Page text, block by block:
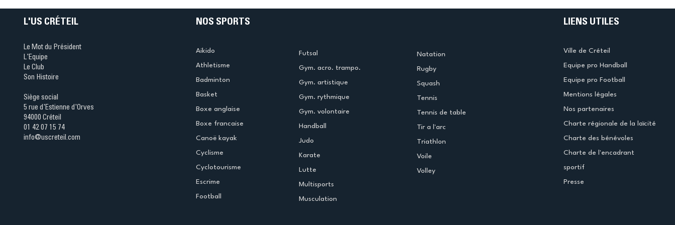
L'US CRÉTEIL
Le Mot du Président
L'Equipe
Le Club
Son Histoire
Siège social
5 rue d'Estienne d'Orves
94000 Créteil
01 42 07 15 74
info@uscreteil.com
NOS SPORTS
Aikido
Athletisme
Badminton
Basket
Boxe anglaise
Boxe francaise
Canoë kayak
Cyclisme
Cyclotourisme
Escrime
Football
Futsal
Gym. acro. trampo.
Gym. artistique
Gym. rythmique
Gym. volontaire
Handball
Judo
Karate
Lutte
Multisports
Musculation
Natation
Rugby
Squash
Tennis
Tennis de table
Tir a l'arc
Triathlon
Voile
Volley
LIENS UTILES
Ville de Créteil
Equipe pro Handball
Equipe pro Football
Mentions légales
Nos partenaires
Charte régionale de la laïcité
Charte des bénévoles
Charte de l'encadrant
sportif
Presse